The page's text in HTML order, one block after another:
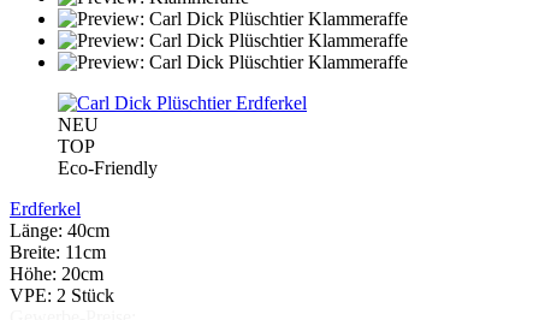
NEU
TOP
Eco-Friendly
Erdferkel
Länge: 40cm
Breite: 11cm
Höhe: 20cm
VPE: 2 Stück